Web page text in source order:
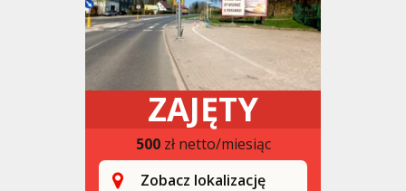
ZAJĘTY
500zł netto/miesiąc
Zobacz lokalizację